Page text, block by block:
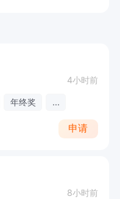
习能力也较为突
经验者优先。
长进入不同项目。
4小时前
年终奖 ...
申请
8小时前